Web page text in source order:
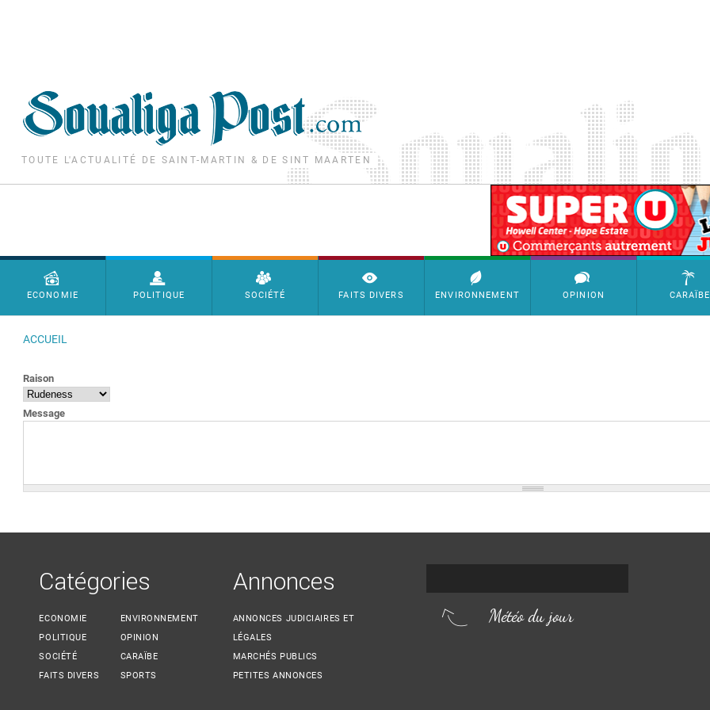
TOUTE L'ACTUALITÉ DE SAINT-MARTIN & DE SINT MAARTEN
SimpleAds Block Bannière
Menu principal
ECONOMIE POLITIQUE SOCIÉTÉ FAITS DIVERS ENVIRONNEMENT OPINION CARAÏBE
ACCUEIL
Raison
Message
Catégories
ECONOMIE
POLITIQUE
SOCIÉTÉ
FAITS DIVERS
ENVIRONNEMENT
OPINION
CARAÏBE
SPORTS
Annonces
ANNONCES JUDICIAIRES ET
LÉGALES
MARCHÉS PUBLICS
PETITES ANNONCES
Météo du jour